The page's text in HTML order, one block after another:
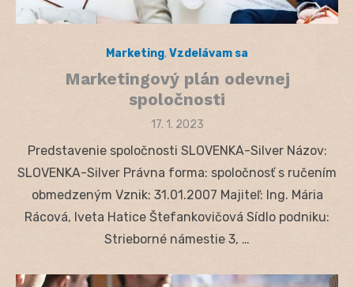
Marketing,Vzdelávam sa
Marketingový plán odevnej
spoločnosti
Posted
17. 1. 2023
Predstavenie spoločnosti SLOVENKA-Silver Názov:
SLOVENKA-Silver Právna forma: spoločnosť s ručením
obmedzeným Vznik: 31.01.2007 Majiteľ: Ing. Mária
Rácová, Iveta Hatice Štefankovičová Sídlo podniku:
Strieborné námestie 3, …